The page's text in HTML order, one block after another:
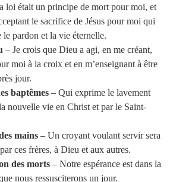
loi était un principe de mort pour moi, et
le sacrifice de Jésus pour moi qui
le pardon et la vie éternelle.
– Je crois que Dieu a agi, en me créant,
moi à la croix et en m’enseignant à être
jour.
baptêmes – Qui exprime le lavement
nouvelle vie en Christ et par le Saint-
mains – Un croyant voulant servir sera
ces frères, à Dieu et aux autres.
des morts – Notre espérance est dans la
nous ressusciterons un jour.